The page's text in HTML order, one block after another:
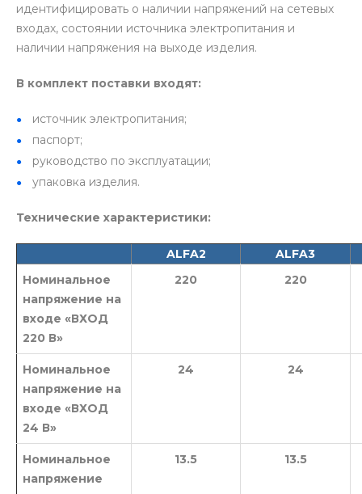
идентифицировать о наличии напряжений на сетевых
входах, состоянии источника электропитания и
наличии напряжения на выходе изделия.
В комплект поставки входят:
источник электропитания;
паспорт;
руководство по эксплуатации;
упаковка изделия.
Технические характеристики:
ALFA2
ALFA3
Номинальное
напряжение на
входе «ВХОД
220 В»
220 220
Номинальное
напряжение на
входе «ВХОД
24 В»
24 24
Номинальное
напряжение
13.5 13.5